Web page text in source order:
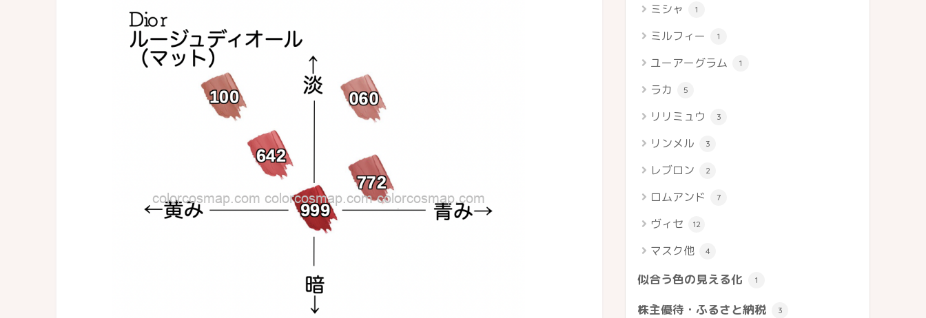
ミシャ 1
ミルフィー 1
ユーアーグラム 1
ラカ 5
リリミュウ 3
リンメル 3
レブロン 2
ロムアンド 7
ヴィセ 12
マスク他 4
似合う色の見える化 1
株主優待・ふるさと納税 3